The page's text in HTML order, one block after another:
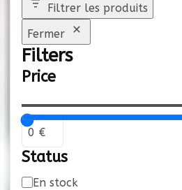
Filtrer les produits
Fermer
Filters
Price
Status
Disponibilité
En stock